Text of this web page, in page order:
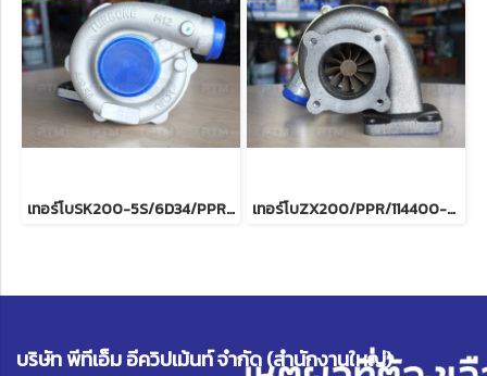
เทอร์โบSK200-5S/6D34/PPR/ME4 เทอร์โบZX200/PPR/114400-3770
บริษัท พีทีเอ็ม อีควิปเม้นท์ จำกัด (สำนักงานใหญ่)